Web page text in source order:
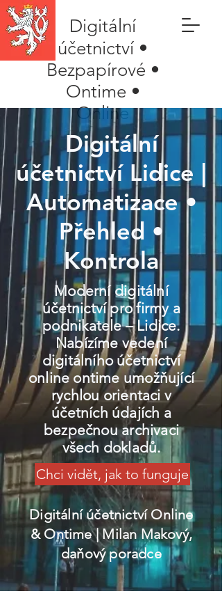
Digitální
účetnictví •
Bezpapírové •
Ontime •
Online
Digitální
účetnictví Lidice |
Automatizace •
Přehled •
Kontrola
Moderní digitální
účetnictví pro firmy a
podnikatele – Lidice.
Nabízíme vedení
digitálního účetnictví
online ontime umožňující
rychlou orientaci v
účetních údajích a
bezpečnou archivaci
všech dokladů.
Chci vidět, jak to funguje
Digitální účetnictví Online
& Ontime| Milan Makový,
daňový poradce